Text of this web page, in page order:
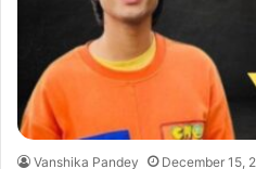
Vanshika Pandey December 15,